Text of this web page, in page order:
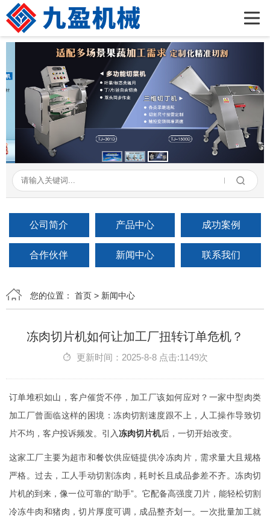
公司简介
产品展示
新闻资讯
成功案例
在线留言
联系我们
公司简介 产品中心 成功案例
合作伙伴 新闻中心 联系我们
您的位置： 首页 > 新闻中心
冻肉切片机如何让加工厂扭转订单危机？
更新时间：2025-8-8 点击:1149次
订单堆积如山，客户催货不停，加工厂该如何应对？一家中型肉类
加工厂曾面临这样的困境：冻肉切割速度跟不上，人工操作导致切
片不均，客户投诉频发。引入冻肉切片机后，一切开始改变。
这家工厂主要为超市和餐饮供应链提供冷冻肉片，需求量大且规格
严格。过去，工人手动切割冻肉，耗时长且成品参差不齐。冻肉切
片机的到来，像一位可靠的“助手”。它配备高强度刀片，能轻松切割
冷冻牛肉和猪肉，切片厚度可调，成品整齐划一。一次批量加工就